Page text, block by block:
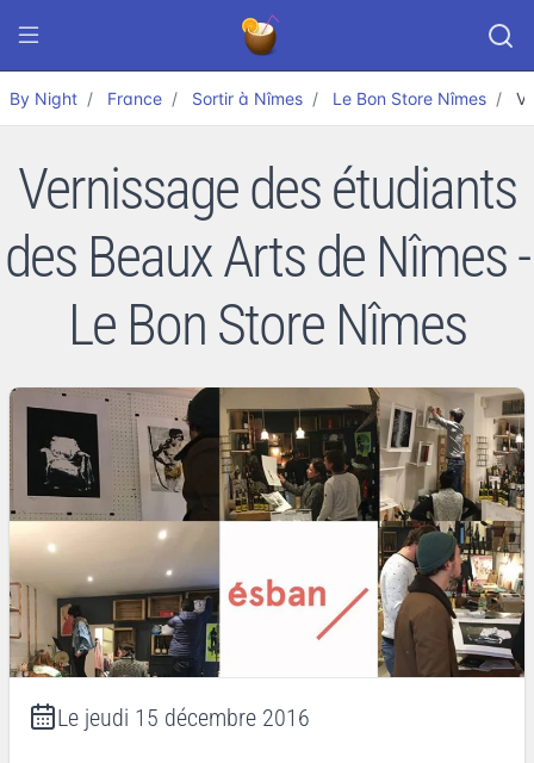
By Night France Sortir à Nîmes Le Bon Store Nîmes
Vernissage des étudiants
des Beaux Arts de Nîmes -
Le Bon Store Nîmes
Le jeudi 15 décembre 2016